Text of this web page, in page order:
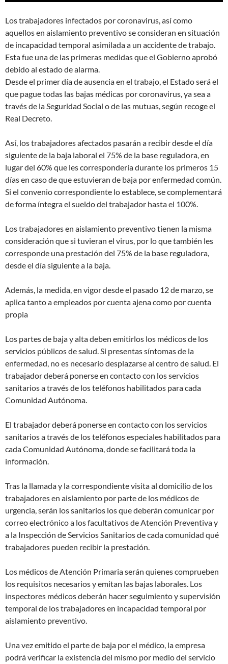
Los trabajadores infectados por coronavirus, así como
aquellos en aislamiento preventivo se consideran en situación
de incapacidad temporal asimilada a un accidente de trabajo.
Esta fue una de las primeras medidas que el Gobierno aprobó
debido al estado de alarma.
Desde el primer día de ausencia en el trabajo, el Estado será el
que pague todas las bajas médicas por coronavirus, ya sea a
través de la Seguridad Social o de las mutuas, según recoge el
Real Decreto.
Así, los trabajadores afectados pasarán a recibir desde el día
siguiente de la baja laboral el 75% de la base reguladora, en
lugar del 60% que les correspondería durante los primeros 15
días en caso de que estuvieran de baja por enfermedad común.
Si el convenio correspondiente lo establece, se complementará
de forma íntegra el sueldo del trabajador hasta el 100%.
Los trabajadores en aislamiento preventivo tienen la misma
consideración que si tuvieran el virus, por lo que también les
corresponde una prestación del 75% de la base reguladora,
desde el día siguiente a la baja.
Además, la medida, en vigor desde el pasado 12 de marzo, se
aplica tanto a empleados por cuenta ajena como por cuenta
propia
Los partes de baja y alta deben emitirlos los médicos de los
servicios públicos de salud. Si presentas síntomas de la
enfermedad, no es necesario desplazarse al centro de salud. El
trabajador deberá ponerse en contacto con los servicios
sanitarios a través de los teléfonos habilitados para cada
Comunidad Autónoma.
El trabajador deberá ponerse en contacto con los servicios
sanitarios a través de los teléfonos especiales habilitados para
cada Comunidad Autónoma, donde se facilitará toda la
información.
Tras la llamada y la correspondiente visita al domicilio de los
trabajadores en aislamiento por parte de los médicos de
urgencia, serán los sanitarios los que deberán comunicar por
correo electrónico a los facultativos de Atención Preventiva y
a la Inspección de Servicios Sanitarios de cada comunidad qué
trabajadores pueden recibir la prestación.
Los médicos de Atención Primaria serán quienes comprueben
los requisitos necesarios y emitan las bajas laborales. Los
inspectores médicos deberán hacer seguimiento y supervisión
temporal de los trabajadores en incapacidad temporal por
aislamiento preventivo.
Una vez emitido el parte de baja por el médico, la empresa
podrá verificar la existencia del mismo por medio del servicio